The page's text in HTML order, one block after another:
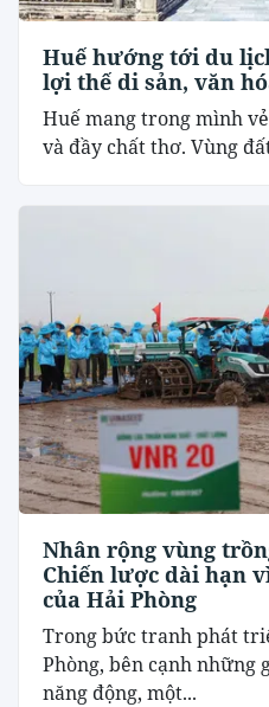
Huế hướng tới du
lợi thế di sản, văn
Huế mang trong mình
và đầy chất thơ. Vùng
Nhân rộng vùng
Chiến lược dài hạn
của Hải Phòng
Trong bức tranh phát
Phòng, bên cạnh những
năng động, một...